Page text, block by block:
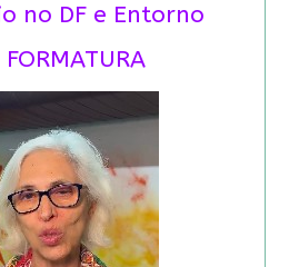
no DF e Entorno